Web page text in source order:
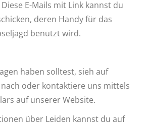
E-Mails mit Link kannst du
deren Handy für das
benutzt wird.
haben solltest, sieh auf
nach oder kontaktiere uns mittels
auf unserer Website.
über Leiden kannst du auf